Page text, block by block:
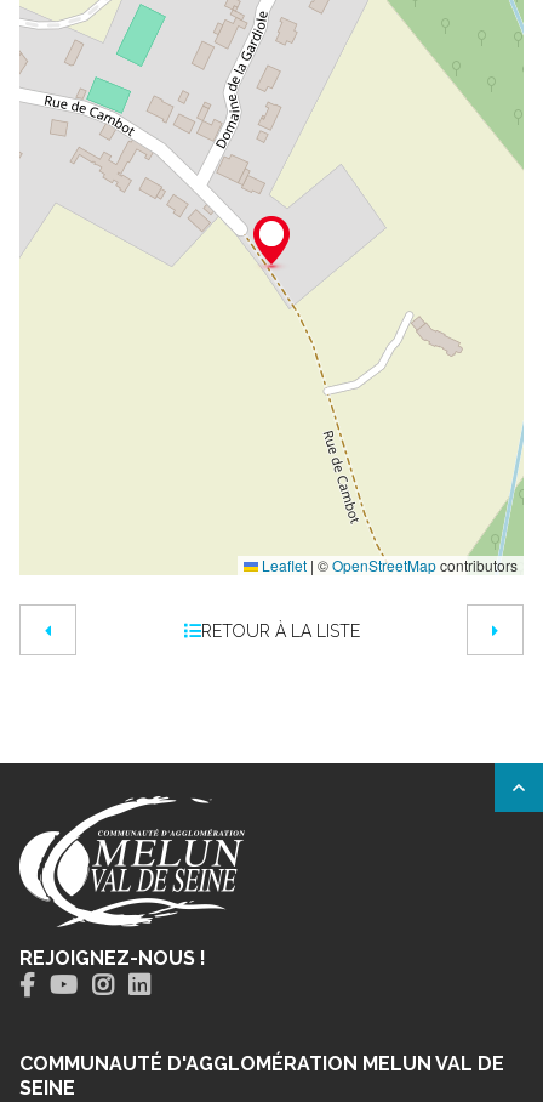
Leaflet | ©OpenStreetMapcontributors
RETOUR À LA LISTE
REJOIGNEZ-NOUS !
COMMUNAUTÉ D'AGGLOMÉRATION MELUN VAL DE
SEINE